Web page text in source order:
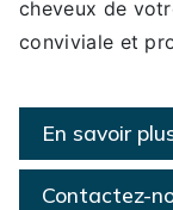
cheveux de
conviviale et
En savoir
Contactez-